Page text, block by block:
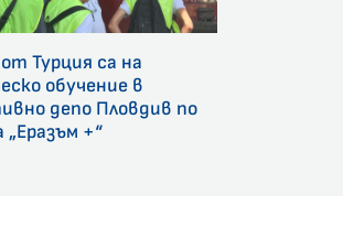
Турция са на
обучение в
депо Пловдив по
„Еразъм +“